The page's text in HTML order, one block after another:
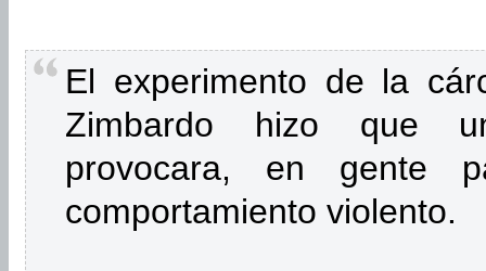
El experimento de la
Zimbardo hizo que
provocara, en gente
comportamiento violento.